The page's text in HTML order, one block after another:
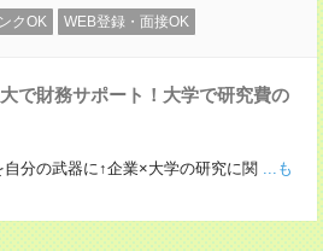
クOK WEB登録・面接OK
で財務サポート！大学で研究費の
分の武器に↑企業×大学の研究に関 ...も